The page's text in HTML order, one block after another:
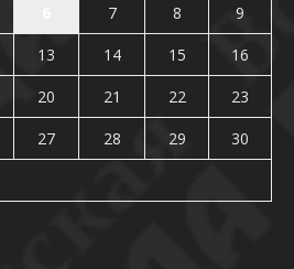
7 8
9
13 14 15
16
20 21 22
23
27 28 29
30